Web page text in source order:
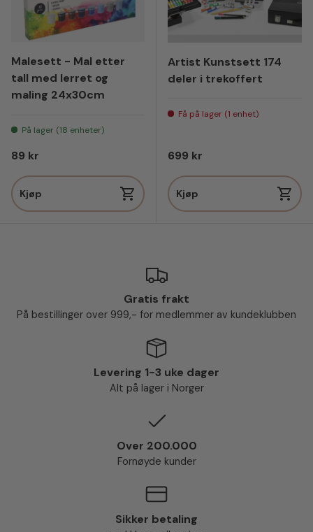
Malesett - Mal etter
tall med lerret og
maling 24x30cm
På lager (18 enheter)
Vanlig pris
89 kr
Kjøp
Artist Kunstsett 174
deler i trekoffert
Få på lager (1 enhet)
Vanlig pris
699 kr
Kjøp
Gratis frakt
På bestillinger over 999,- for medlemmer av kundeklubben
Levering 1-3 uke dager
Alt på lager i Norger
Over 200.000
Fornøyde kunder
Sikker betaling